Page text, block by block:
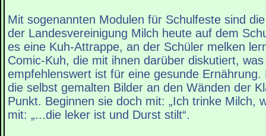
Mit sogenannten Modulen für Schulfeste sind
der Landesvereinigung Milch heute auf dem
es eine Kuh-Attrappe, an der Schüler melken
Comic-Kuh, die mit ihnen darüber diskutiert,
empfehlenswert ist für eine gesunde Ernährung.
die selbst gemalten Bilder an den Wänden der
Punkt. Beginnen sie doch mit: „Ich trinke Milch,
mit: „...die leker ist und Durst stilt“.